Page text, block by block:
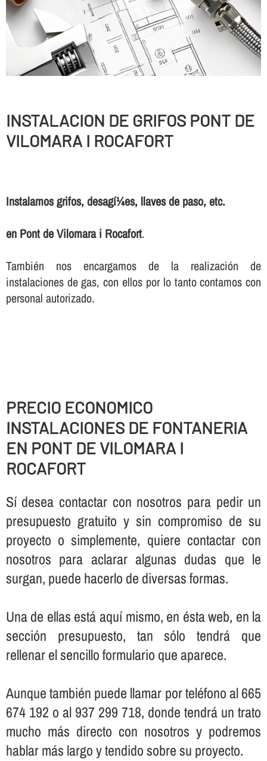
INSTALACION DE GRIFOS PONT DE
VILOMARA I ROCAFORT
Instalamos grifos, desagí¼es, llaves de paso, etc.
en Pont de Vilomara i Rocafort.
También nos encargamos de la realización de
instalaciones de gas, con ellos por lo tanto contamos con
personal autorizado.
PRECIO ECONOMICO
INSTALACIONES DE FONTANERIA
EN PONT DE VILOMARA I
ROCAFORT
Sí­ desea contactar con nosotros para pedir un
presupuesto gratuito y sin compromiso de su
proyecto o simplemente, quiere contactar con
nosotros para aclarar algunas dudas que le
surgan, puede hacerlo de diversas formas.
Una de ellas está aquí­ mismo, en ésta web, en la
sección presupuesto, tan sólo tendrá que
rellenar el sencillo formulario que aparece.
Aunque también puede llamar por teléfono al 665
674 192 o al 937 299 718, donde tendrá un trato
mucho más directo con nosotros y podremos
hablar más largo y tendido sobre su proyecto.